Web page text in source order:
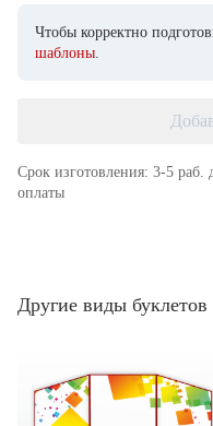
Чтобы корректно
шаблоны.
Срок изготовления: 3-5 раб.
оплаты
Другие виды буклетов